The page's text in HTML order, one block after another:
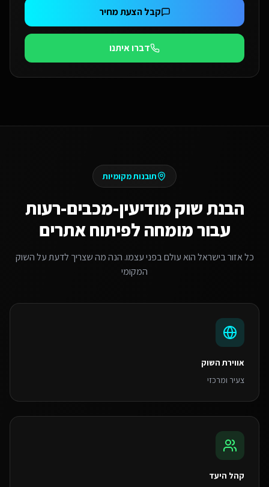
קבל הצעת מחיר
דברו איתנו
תובנות מקומיות
הבנת שוק מודיעין-מכבים-רעות
עבורמומחה לפיתוח אתרים
כל אזור בישראל הוא עולם בפני עצמו. הנה מה שצריך לדעת על השוק
המקומי
אווירת השוק
צעיר ומרכזי
קהל היעד